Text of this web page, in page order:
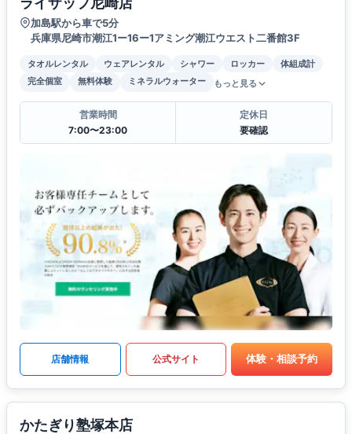
加島駅から車で5分
兵庫県尼崎市潮江1ー16ー1アミング潮江ウエスト二番館3F
タオルレンタル ウェアレンタル シャワー ロッカー
体組成計
完全個室
無料体験 ミネラルウォーター もっと見る
営業時間
7:00〜23:00
定休日
要確認
店舗情報 公式サイト 体験・相談予約
かたぎり塾塚本店